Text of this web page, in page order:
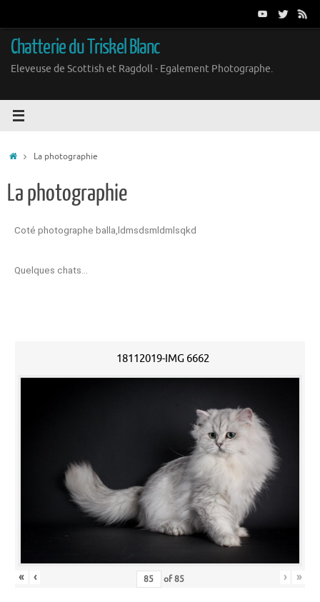
Chatterie du Triskel Blanc
Eleveuse de Scottish et Ragdoll - Egalement Photographe.
La photographie
La photographie
Coté photographe balla,ldmsdsmldmlsqkd
Quelques chats…
18112019-IMG 6662
« ‹ of85 › »